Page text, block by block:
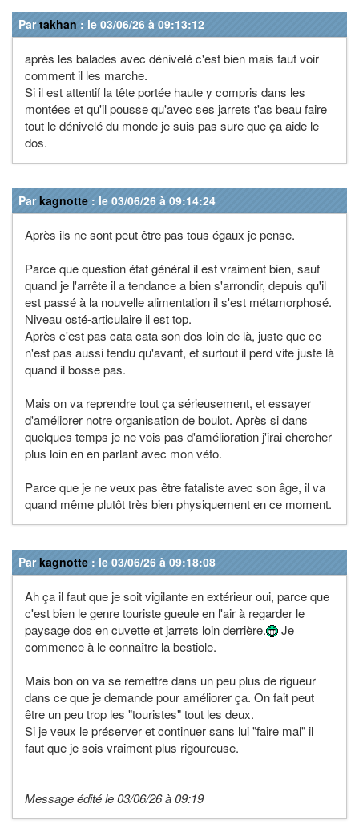
Partakhan : le 03/06/26 à 09:13:12
après les balades avec dénivelé c'est bien mais faut voir
comment il les marche.
Si il est attentif la tête portée haute y compris dans les
montées et qu'il pousse qu'avec ses jarrets t'as beau faire
tout le dénivelé du monde je suis pas sure que ça aide le
dos.
Parkagnotte : le 03/06/26 à 09:14:24
Après ils ne sont peut être pas tous égaux je pense.
Parce que question état général il est vraiment bien, sauf
quand je l'arrête il a tendance a bien s'arrondir, depuis qu'il
est passé à la nouvelle alimentation il s'est métamorphosé.
Niveau osté-articulaire il est top.
Après c'est pas cata cata son dos loin de là, juste que ce
n'est pas aussi tendu qu'avant, et surtout il perd vite juste là
quand il bosse pas.
Mais on va reprendre tout ça sérieusement, et essayer
d'améliorer notre organisation de boulot. Après si dans
quelques temps je ne vois pas d'amélioration j'irai chercher
plus loin en en parlant avec mon véto.
Parce que je ne veux pas être fataliste avec son âge, il va
quand même plutôt très bien physiquement en ce moment.
Parkagnotte : le 03/06/26 à 09:18:08
Ah ça il faut que je soit vigilante en extérieur oui, parce que
c'est bien le genre touriste gueule en l'air à regarder le
paysage dos en cuvette et jarrets loin derrière.
Je
commence à le connaître la bestiole.
Mais bon on va se remettre dans un peu plus de rigueur
dans ce que je demande pour améliorer ça. On fait peut
être un peu trop les "touristes" tout les deux.
Si je veux le préserver et continuer sans lui "faire mal" il
faut que je sois vraiment plus rigoureuse.
Message édité le 03/06/26 à 09:19